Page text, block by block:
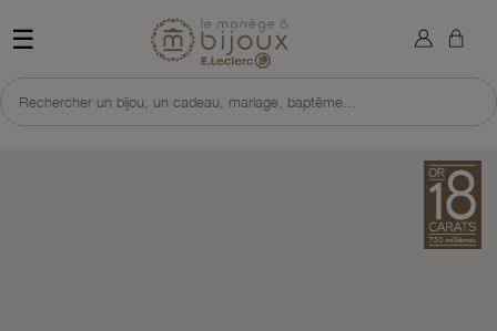
☰ Retour à l'accueil du site
Rechercher un bijou, un cadeau, mariage, baptême...
×